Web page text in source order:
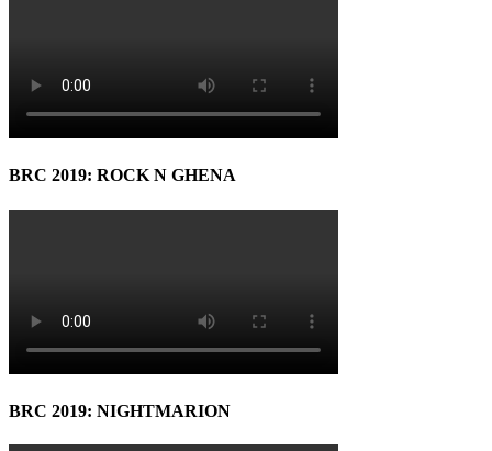
BRC 2019: ROCK N GHENA
BRC 2019: NIGHTMARION